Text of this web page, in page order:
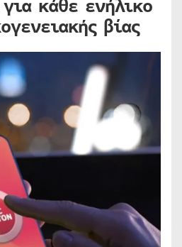
κάθε ενήλικο
βίας